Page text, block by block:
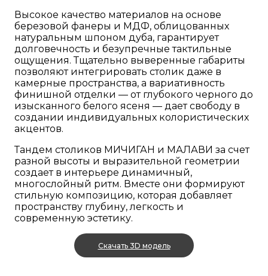
Высокое качество материалов на основе
березовой фанеры и МДФ, облицованных
натуральным шпоном дуба, гарантирует
долговечность и безупречные тактильные
ощущения. Тщательно выверенные габариты
позволяют интегрировать столик даже в
камерные пространства, а вариативность
финишной отделки — от глубокого черного до
изысканного белого ясеня — дает свободу в
создании индивидуальных колористических
акцентов.
Тандем столиков МИЧИГАН и МАЛАВИ за счет
разной высоты и выразительной геометрии
создает в интерьере динамичный,
многослойный ритм. Вместе они формируют
стильную композицию, которая добавляет
пространству глубину, легкость и
современную эстетику.
Скачать 3D модель